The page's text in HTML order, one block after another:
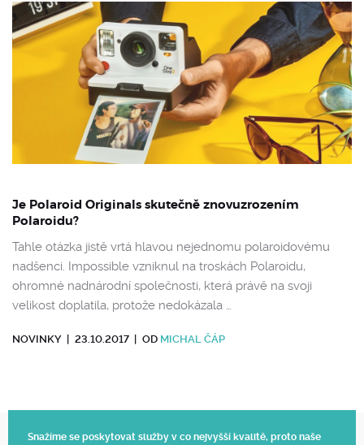
Snažíme se poskytovat služby v co nejvyšší kvalitě, proto naše
Je Polaroid Originals skutečně znovuzrozením
Polaroidu?
Tahle otázka jistě vrtá hlavou nejednomu polaroidovému
nadšenci. Impossible vzniknul na troskách Polaroidu,
ohromné nadnárodní společnosti, která právě na svoji
velikost doplatila, protože nedokázala …
NOVINKY 23.10.2017 OD MICHAL ČÁP